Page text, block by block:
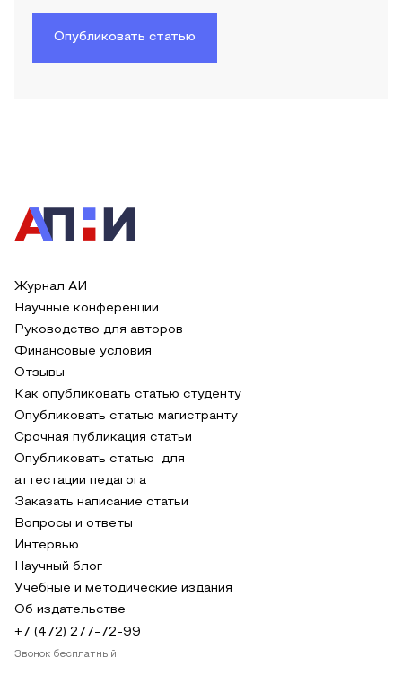
Опубликовать статью
Журнал АИ
Научные конференции
Руководство для авторов
Финансовые условия
Отзывы
Как опубликовать статью студенту
Опубликовать статью магистранту
Срочная публикация статьи
Опубликовать статью для
аттестации педагога
Заказать написание статьи
Вопросы и ответы
Интервью
Научный блог
Учебные и методические издания
Об издательстве
+7 (472) 277-72-99
Звонок бесплатный